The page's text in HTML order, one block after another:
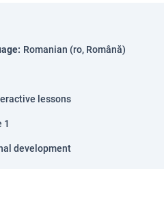
: Romanian (ro, Română)
lessons
1
development